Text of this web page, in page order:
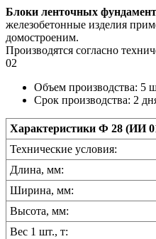
Блоки ленточных
железобетонные изделия
домостроеним.
Производятся согласно
02
Объем производства: 5
Срок производства: 2
Характеристики Ф 28 (ИИ
Технические условия:
Длина, мм:
Ширина, мм:
Высота, мм:
Вес 1 шт., т: